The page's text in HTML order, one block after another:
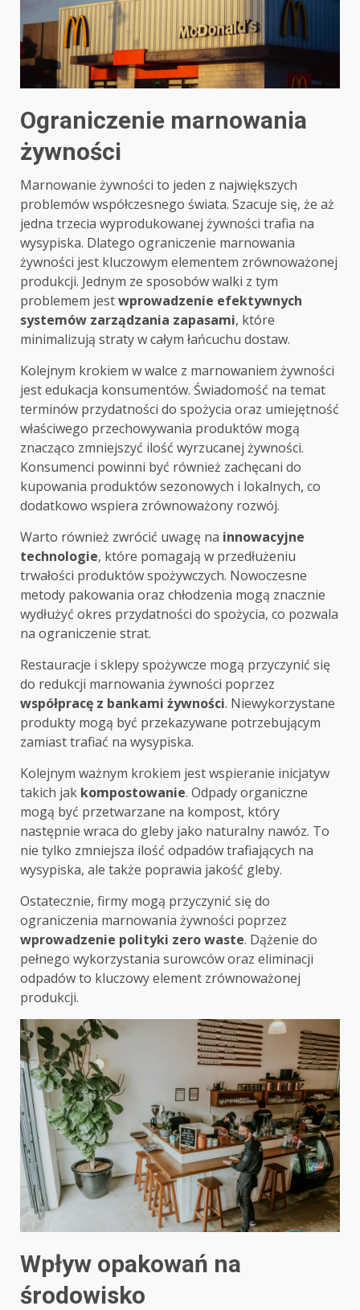
Ograniczenie marnowania
żywności
Marnowanie żywności to jeden z największych
problemów współczesnego świata. Szacuje się, że aż
jedna trzecia wyprodukowanej żywności trafia na
wysypiska. Dlatego ograniczenie marnowania
żywności jest kluczowym elementem zrównoważonej
produkcji. Jednym ze sposobów walki z tym
problemem jestwprowadzenie efektywnych
systemów zarządzania zapasami, które
minimalizują straty w całym łańcuchu dostaw.
Kolejnym krokiem w walce z marnowaniem żywności
jest edukacja konsumentów. Świadomość na temat
terminów przydatności do spożycia oraz umiejętność
właściwego przechowywania produktów mogą
znacząco zmniejszyć ilość wyrzucanej żywności.
Konsumenci powinni być również zachęcani do
kupowania produktów sezonowych i lokalnych, co
dodatkowo wspiera zrównoważony rozwój.
Warto również zwrócić uwagę na innowacyjne
technologie, które pomagają w przedłużeniu
trwałości produktów spożywczych. Nowoczesne
metody pakowania oraz chłodzenia mogą znacznie
wydłużyć okres przydatności do spożycia, co pozwala
na ograniczenie strat.
Restauracje i sklepy spożywcze mogą przyczynić się
do redukcji marnowania żywności poprzez
współpracę z bankami żywności. Niewykorzystane
produkty mogą być przekazywane potrzebującym
zamiast trafiać na wysypiska.
Kolejnym ważnym krokiem jest wspieranie inicjatyw
takich jak kompostowanie. Odpady organiczne
mogą być przetwarzane na kompost, który
następnie wraca do gleby jako naturalny nawóz. To
nie tylko zmniejsza ilość odpadów trafiających na
wysypiska, ale także poprawia jakość gleby.
Ostatecznie, firmy mogą przyczynić się do
ograniczenia marnowania żywności poprzez
wprowadzenie polityki zero waste. Dążenie do
pełnego wykorzystania surowców oraz eliminacji
odpadów to kluczowy element zrównoważonej
produkcji.
Wpływ opakowań na
środowisko